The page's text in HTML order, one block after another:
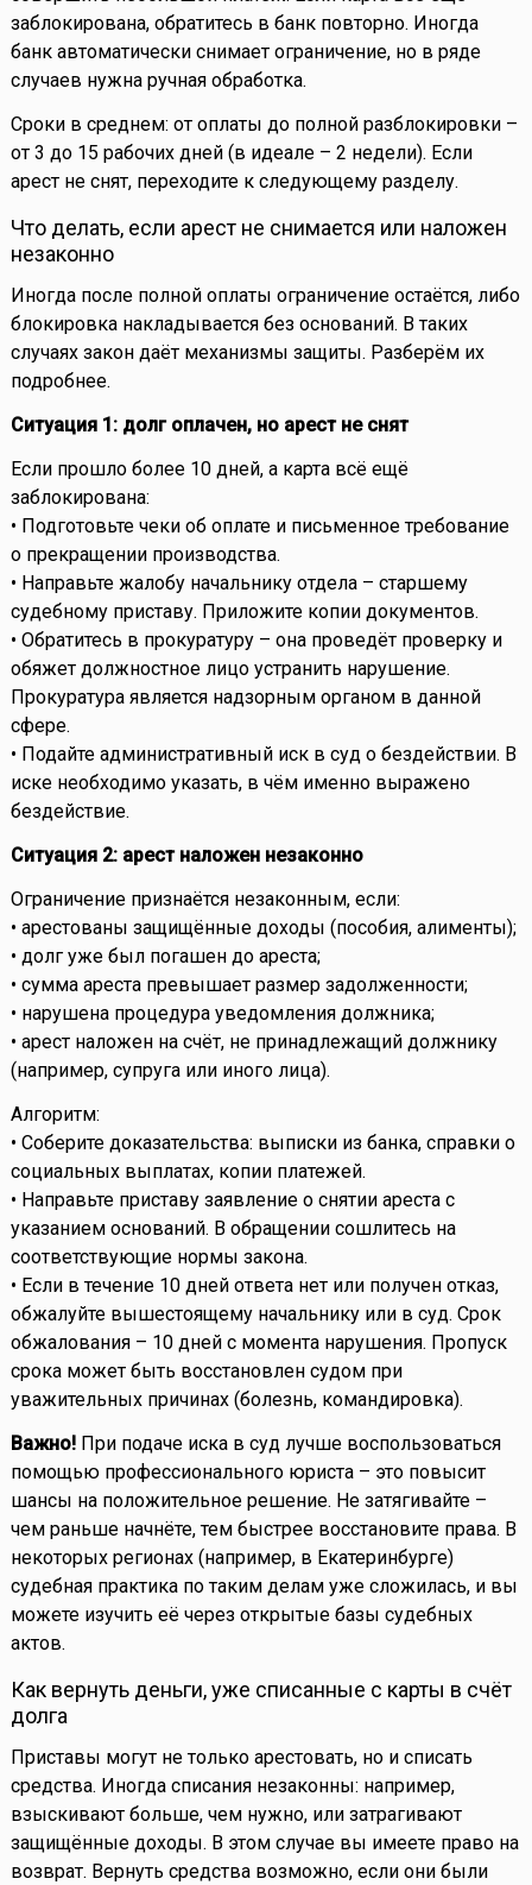
заблокирована, обратитесь в банк повторно. Иногда
банк автоматически снимает ограничение, но в ряде
случаев нужна ручная обработка.
Сроки в среднем: от оплаты до полной разблокировки –
от 3 до 15 рабочих дней (в идеале – 2 недели). Если
арест не снят, переходите к следующему разделу.
Что делать, если арест не снимается или наложен
незаконно
Иногда после полной оплаты ограничение остаётся, либо
блокировка накладывается без оснований. В таких
случаях закон даёт механизмы защиты. Разберём их
подробнее.
Ситуация 1: долг оплачен, но арест не снят
Если прошло более 10 дней, а карта всё ещё
заблокирована:
• Подготовьте чеки об оплате и письменное требование
о прекращении производства.
• Направьте жалобу начальнику отдела – старшему
судебному приставу. Приложите копии документов.
• Обратитесь в прокуратуру – она проведёт проверку и
обяжет должностное лицо устранить нарушение.
Прокуратура является надзорным органом в данной
сфере.
• Подайте административный иск в суд о бездействии. В
иске необходимо указать, в чём именно выражено
бездействие.
Ситуация 2: арест наложен незаконно
Ограничение признаётся незаконным, если:
• арестованы защищённые доходы (пособия, алименты);
• долг уже был погашен до ареста;
• сумма ареста превышает размер задолженности;
• нарушена процедура уведомления должника;
• арест наложен на счёт, не принадлежащий должнику
(например, супруга или иного лица).
Алгоритм:
• Соберите доказательства: выписки из банка, справки о
социальных выплатах, копии платежей.
• Направьте приставу заявление о снятии ареста с
указанием оснований. В обращении сошлитесь на
соответствующие нормы закона.
• Если в течение 10 дней ответа нет или получен отказ,
обжалуйте вышестоящему начальнику или в суд. Срок
обжалования – 10 дней с момента нарушения. Пропуск
срока может быть восстановлен судом при
уважительных причинах (болезнь, командировка).
Важно! При подаче иска в суд лучше воспользоваться
помощью профессионального юриста – это повысит
шансы на положительное решение. Не затягивайте –
чем раньше начнёте, тем быстрее восстановите права. В
некоторых регионах (например, в Екатеринбурге)
судебная практика по таким делам уже сложилась, и вы
можете изучить её через открытые базы судебных
актов.
Как вернуть деньги, уже списанные с карты в счёт
долга
Приставы могут не только арестовать, но и списать
средства. Иногда списания незаконны: например,
взыскивают больше, чем нужно, или затрагивают
защищённые доходы. В этом случае вы имеете право на
возврат. Вернуть средства возможно, если они были